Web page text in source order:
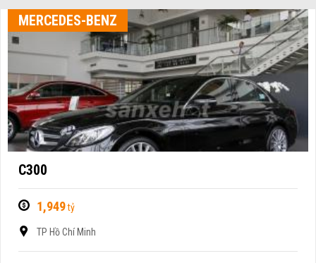
MERCEDES-BENZ
C300
1,949tỷ
TP Hồ Chí Minh